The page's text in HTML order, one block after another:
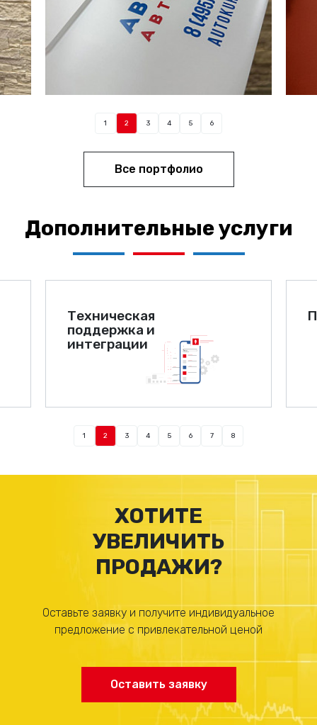
1 2 3 4 5 6
Все портфолио
Дополнительные услуги
Техническая
поддержка и
интеграции
1 2 3 4 5 6 7 8
ХОТИТЕ
УВЕЛИЧИТЬ
ПРОДАЖИ?
Оставьте заявку и получите индивидуальное
предложение с привлекательной ценой
Оставить заявку